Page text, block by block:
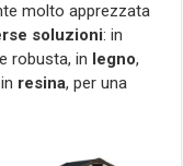
molto apprezzata
soluzioni: in
robusta, in legno,
resina, per una